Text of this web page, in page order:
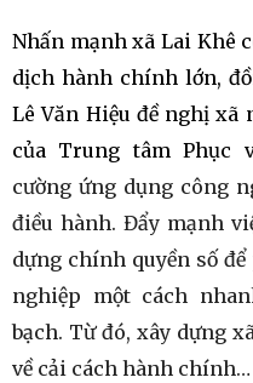
Nhấn mạnh xã Lai Khê
dịch hành chính lớn,
Lê Văn Hiệu đề nghị xã
của Trung tâm Phục
cường ứng dụng công
điều hành. Đẩy mạnh
dựng chính quyền số
nghiệp một cách
bạch. Từ đó, xây dựng
về cải cách hành chính…